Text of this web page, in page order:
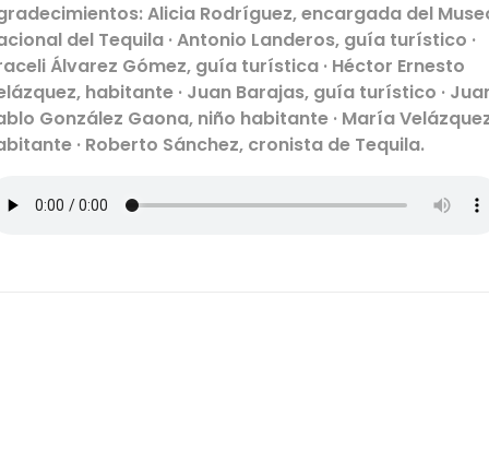
Alicia Rodríguez, encargada del
del Tequila · Antonio Landeros, guía turístico ·
Álvarez Gómez, guía turística · Héctor Ernesto
habitante · Juan Barajas, guía turístico ·
González Gaona, niño habitante · María
· Roberto Sánchez, cronista de Tequila.